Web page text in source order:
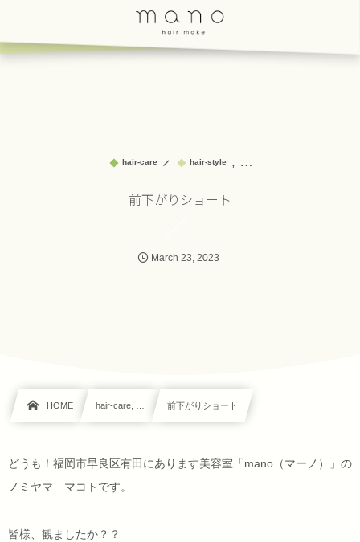
hair-care hair-style , …
前下がりショート
March 23, 2023
HOME hair-care, … 前下がりショート
どうも！福岡市早良区有田にあります美容室「mano（マーノ）」の
ノミヤマ マコトです。
皆様、観ましたか？？